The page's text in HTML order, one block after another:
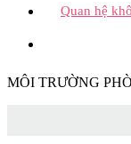
Quan hệ
MÔI TRƯỜNG